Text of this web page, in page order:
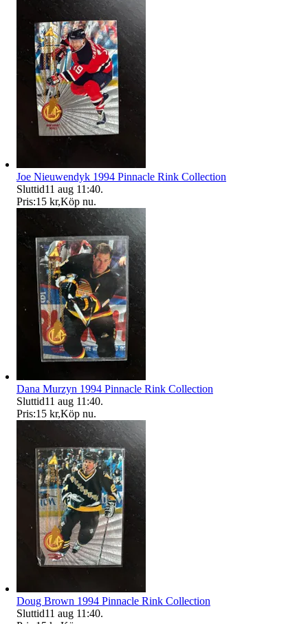
Joe Nieuwendyk 1994 Pinnacle Rink Collection
Sluttid11 aug 11:40.
Pris:15 kr,Köp nu.
Dana Murzyn 1994 Pinnacle Rink Collection
Sluttid11 aug 11:40.
Pris:15 kr,Köp nu.
Doug Brown 1994 Pinnacle Rink Collection
Sluttid11 aug 11:40.